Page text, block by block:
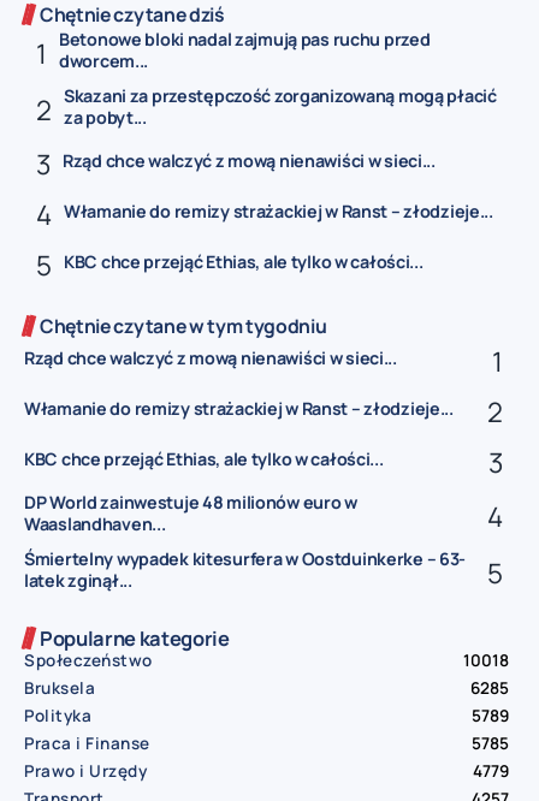
Chętnie czytane dziś
Betonowe bloki nadal zajmują pas ruchu przed
dworcem...
Skazani za przestępczość zorganizowaną mogą płacić
za pobyt...
Rząd chce walczyć z mową nienawiści w sieci...
Włamanie do remizy strażackiej w Ranst – złodzieje...
KBC chce przejąć Ethias, ale tylko w całości...
Chętnie czytane w tym tygodniu
Rząd chce walczyć z mową nienawiści w sieci...
Włamanie do remizy strażackiej w Ranst – złodzieje...
KBC chce przejąć Ethias, ale tylko w całości...
DP World zainwestuje 48 milionów euro w
Waaslandhaven...
Śmiertelny wypadek kitesurfera w Oostduinkerke – 63-
latek zginął...
Popularne kategorie
Społeczeństwo
10018
Bruksela
6285
Polityka
5789
Praca i Finanse
5785
Prawo i Urzędy
4779